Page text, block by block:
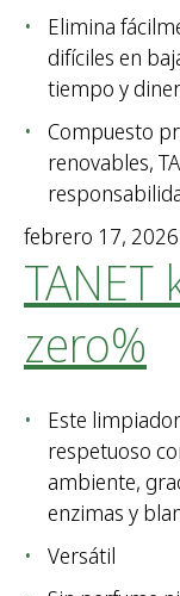
Elimina
difíciles en
tiempo y
Compuesto
renovables,
febrero 17, 2026
TANET
zero%
Este
respetuoso
ambiente,
enzimas y
Versátil